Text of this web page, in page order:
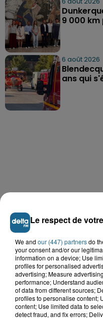
9 000
6 août 2026
ans qui
LE TOP DE
Le respect de
We and our (447) partnersdo
your consent and/or our
information on a device; Use
profiles for personalised
advertising; Measure
performance; Understand
of data from different sources;
profiles to personalise content;
content; Use limited data to
detect fraud, and fix errors;